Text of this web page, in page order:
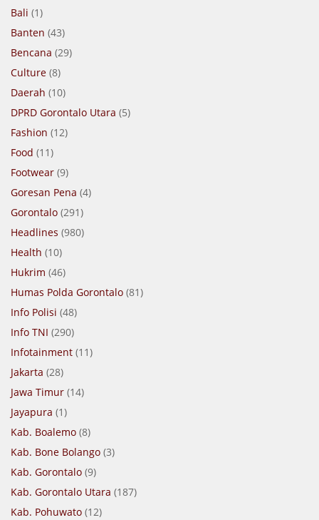
Bali (1)
Banten (43)
Bencana (29)
Culture (8)
Daerah (10)
DPRD Gorontalo Utara (5)
Fashion (12)
Food (11)
Footwear (9)
Goresan Pena (4)
Gorontalo (291)
Headlines (980)
Health (10)
Hukrim (46)
Humas Polda Gorontalo (81)
Info Polisi (48)
Info TNI (290)
Infotainment (11)
Jakarta (28)
Jawa Timur (14)
Jayapura (1)
Kab. Boalemo (8)
Kab. Bone Bolango (3)
Kab. Gorontalo (9)
Kab. Gorontalo Utara (187)
Kab. Pohuwato (12)